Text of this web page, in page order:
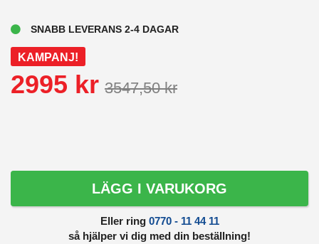
SNABB LEVERANS 2-4 DAGAR
KAMPANJ!
2995 kr 3547,50 kr
LÄGG I VARUKORG
Eller ring 0770 - 11 44 11
så hjälper vi dig med din beställning!